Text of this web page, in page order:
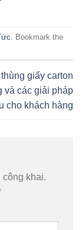
. Bookmark the
giấy carton
và các giải pháp
cho khách hàng
khai.